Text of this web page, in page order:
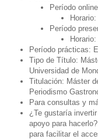
Período
Período
Período prácticas:
Tipo de Título:
Universidad de
Titulación: Máster
Periodismo
Para consultas y
¿Te gustaría
apoyo para
para facilitar el